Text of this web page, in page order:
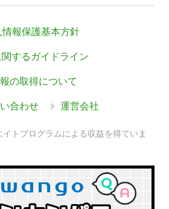
情報保護基本方針
するガイドライン
の取得について
合わせ 運営会社
トプログラムによる収益を得ていま